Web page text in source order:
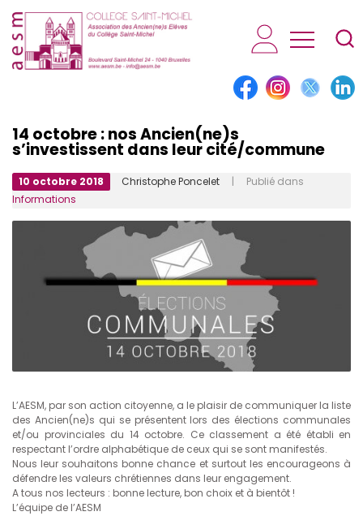
AESM...
14 octobre : nos Ancien(ne)s
s’investissent dans leur cité/commune
10 octobre 2018 Christophe Poncelet | Publié dans
Informations
L’AESM, par son action citoyenne, a le plaisir de communiquer la liste
des Ancien(ne)s qui se présentent lors des élections communales
et/ou provinciales du 14 octobre. Ce classement a été établi en
respectant l’ordre alphabétique de ceux qui se sont manifestés.
Nous leur souhaitons bonne chance et surtout les encourageons à
défendre les valeurs chrétiennes dans leur engagement.
A tous nos lecteurs : bonne lecture, bon choix et à bientôt !
L’équipe de l’AESM